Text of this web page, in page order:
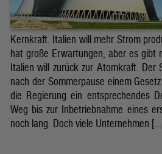
Kernkraft. Italien will mehr Strom
hat große Erwartungen, aber es gibt
Italien will zurück zur Atomkraft. Der
nach der Sommerpause einem
die Regierung ein entsprechendes
Weg bis zur Inbetriebnahme eines
noch lang. Doch viele Unternehmen